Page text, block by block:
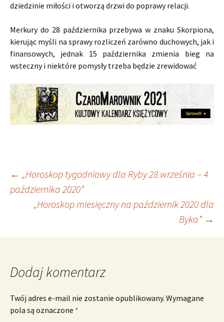
dziedzinie miłości i otworzą drzwi do poprawy relacji.
Merkury do 28 października przebywa w znaku Skorpiona,
kierując myśli na sprawy rozliczeń zarówno duchowych, jak i
finansowych, jednak 15 października zmienia bieg na
wsteczny i niektóre pomysły trzeba będzie zrewidować
Nawigacja
wpisu
← „Horoskop tygodniowy dla Ryby 28 września – 4
października 2020”
„Horoskop miesięczny na październik 2020 dla
Byka” →
Dodaj komentarz
Twój adres e-mail nie zostanie opublikowany. Wymagane
pola są oznaczone *